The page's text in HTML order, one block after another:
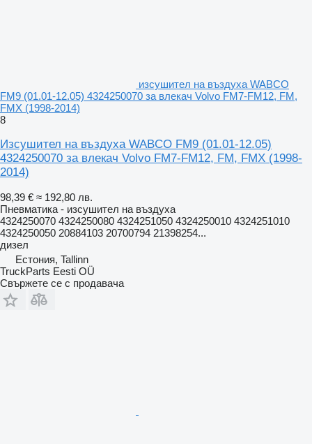
изсушител на въздуха WABCO
FM9 (01.01-12.05) 4324250070 за влекач Volvo FM7-FM12, FM,
FMX (1998-2014)
8
Изсушител на въздуха WABCO FM9 (01.01-12.05)
4324250070 за влекач Volvo FM7-FM12, FM, FMX (1998-
2014)
98,39 € ≈ 192,80 лв.
Пневматика - изсушител на въздуха
4324250070 4324250080 4324251050 4324250010 4324251010
4324250050 20884103 20700794 21398254...
дизел
Естония, Tallinn
TruckParts Eesti OÜ
Свържете се с продавача